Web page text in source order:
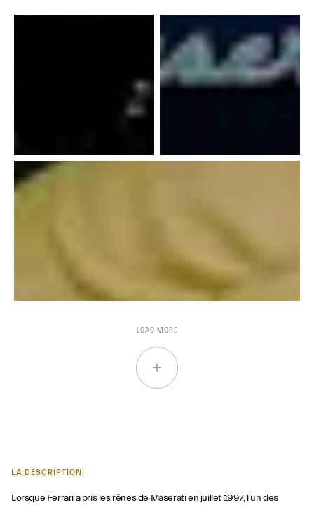
LOAD MORE
LA DESCRIPTION
Lorsque Ferrari a pris les rênes de Maserati en juillet 1997, l’un des